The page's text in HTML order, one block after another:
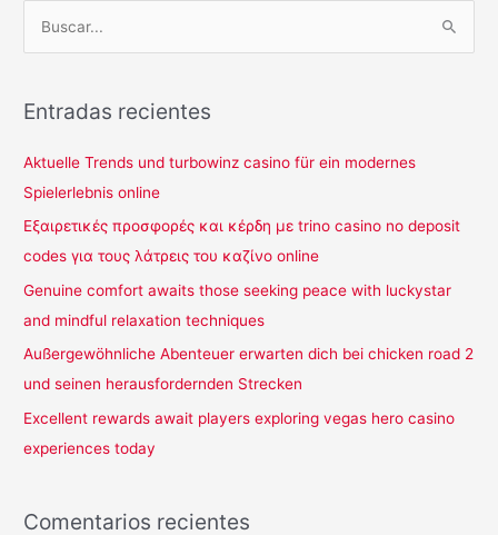
c
r
p
o
r
:
Entradas recientes
Aktuelle Trends und turbowinz casino für ein modernes
Spielerlebnis online
Εξαιρετικές προσφορές και κέρδη με trino casino no deposit
codes για τους λάτρεις του καζίνο online
Genuine comfort awaits those seeking peace with luckystar
and mindful relaxation techniques
Außergewöhnliche Abenteuer erwarten dich bei chicken road 2
und seinen herausfordernden Strecken
Excellent rewards await players exploring vegas hero casino
experiences today
Comentarios recientes